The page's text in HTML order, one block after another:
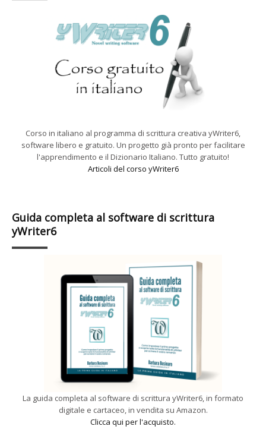
Corso in italiano al programma di scrittura creativa yWriter6,
software libero e gratuito. Un progetto già pronto per facilitare
l'apprendimento e il Dizionario Italiano. Tutto gratuito!
Articoli del corso yWriter6
Guida completa al software di scrittura
yWriter6
La guida completa al software di scrittura yWriter6, in formato
digitale e cartaceo, in vendita su Amazon.
Clicca qui per l'acquisto.